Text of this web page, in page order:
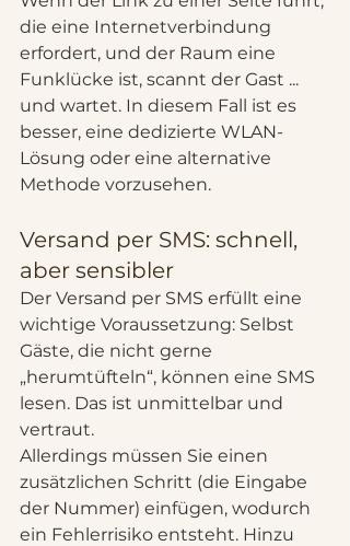
die eine Internetverbindung
erfordert, und der Raum eine
Funklücke ist, scannt der Gast ...
und wartet. In diesem Fall ist es
besser, eine dedizierte WLAN-
Lösung oder eine alternative
Methode vorzusehen.
Versand per SMS: schnell,
aber sensibler
Der Versand per SMS erfüllt eine
wichtige Voraussetzung: Selbst
Gäste, die nicht gerne
„herumtüfteln“, können eine SMS
lesen. Das ist unmittelbar und
vertraut.
Allerdings müssen Sie einen
zusätzlichen Schritt (die Eingabe
der Nummer) einfügen, wodurch
ein Fehlerrisiko entsteht. Hinzu